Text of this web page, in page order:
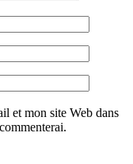
et mon site Web dans